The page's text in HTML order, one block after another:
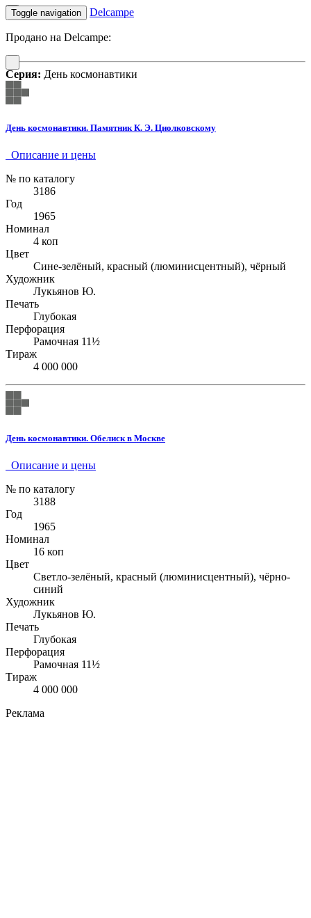
Toggle navigation Delcampe
Продано на Delcampe:
Серия: День космонавтики
День космонавтики. Памятник К. Э. Циолковскому
Описание и цены
№ по каталогу
3186
Год
1965
Номинал
4 коп
Цвет
Сине-зелёный, красный (люминисцентный), чёрный
Художник
Лукьянов Ю.
Печать
Глубокая
Перфорация
Рамочная 11½
Тираж
4 000 000
День космонавтики. Обелиск в Москве
Описание и цены
№ по каталогу
3188
Год
1965
Номинал
16 коп
Цвет
Светло-зелёный, красный (люминисцентный), чёрно-
синий
Художник
Лукьянов Ю.
Печать
Глубокая
Перфорация
Рамочная 11½
Тираж
4 000 000
Реклама